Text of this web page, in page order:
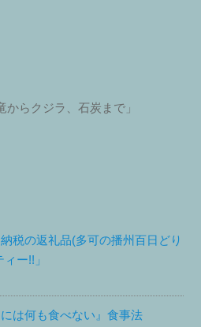
らクジラ、石炭まで」
税の返礼品(多可の播州百日どり
ー!!」
は何も食べない』食事法